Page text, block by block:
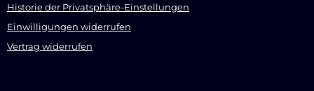
Historie der Privatsphäre-Einstellungen
Einwilligungen widerrufen
Vertrag widerrufen